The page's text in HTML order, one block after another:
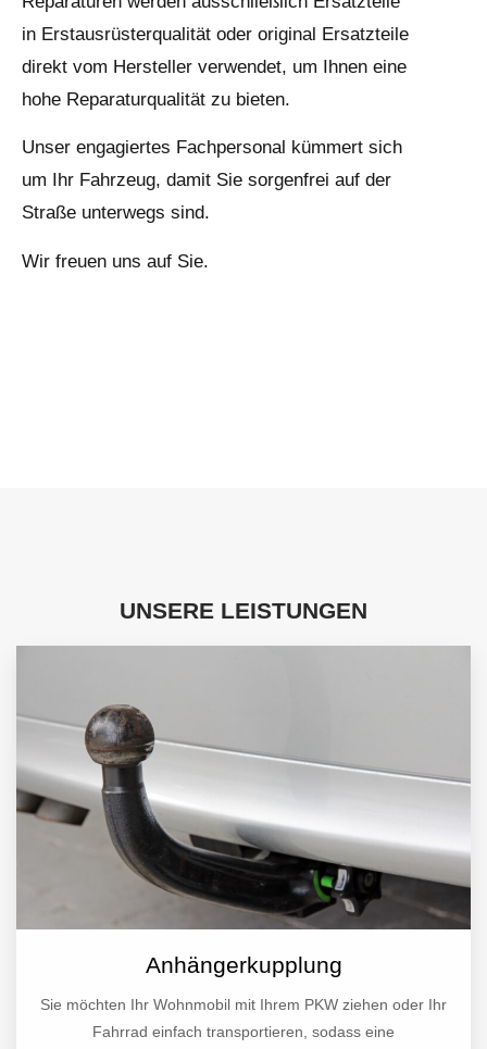
in Erstausrüsterqualität oder original Ersatzteile
direkt vom Hersteller verwendet, um Ihnen eine
hohe Reparaturqualität zu bieten.
Unser engagiertes Fachpersonal kümmert sich
um Ihr Fahrzeug, damit Sie sorgenfrei auf der
Straße unterwegs sind.
Wir freuen uns auf Sie.
UNSERE LEISTUNGEN
Anhängerkupplung
Sie möchten Ihr Wohnmobil mit Ihrem PKW ziehen oder Ihr
Fahrrad einfach transportieren, sodass eine